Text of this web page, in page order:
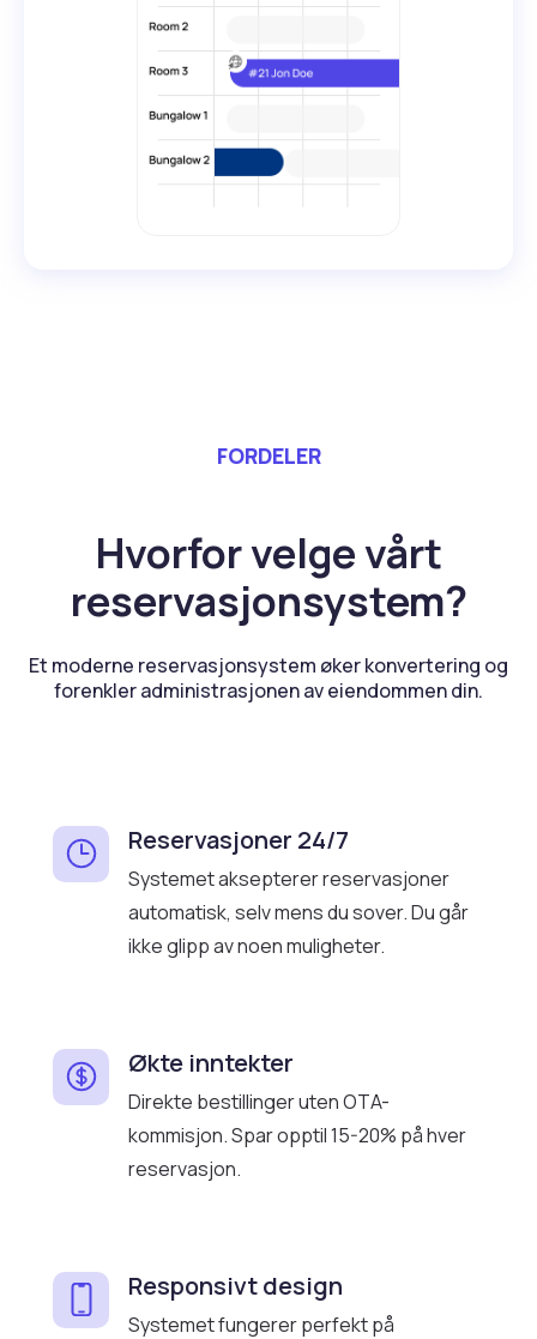
FORDELER
Hvorfor velge vårt
reservasjonsystem?
Et moderne reservasjonsystem øker konvertering og
forenkler administrasjonen av eiendommen din.
Reservasjoner 24/7
Systemet aksepterer reservasjoner
automatisk, selv mens du sover. Du går
ikke glipp av noen muligheter.
Økte inntekter
Direkte bestillinger uten OTA-
kommisjon. Spar opptil 15-20% på hver
reservasjon.
Responsivt design
Systemet fungerer perfekt på